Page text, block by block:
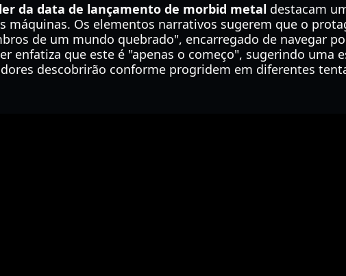
da data de lançamento de morbid metal destacam
máquinas. Os elementos narrativos sugerem que o
de um mundo quebrado", encarregado de navegar
enfatiza que este é "apenas o começo", sugerindo uma
descobrirão conforme progridem em diferentes